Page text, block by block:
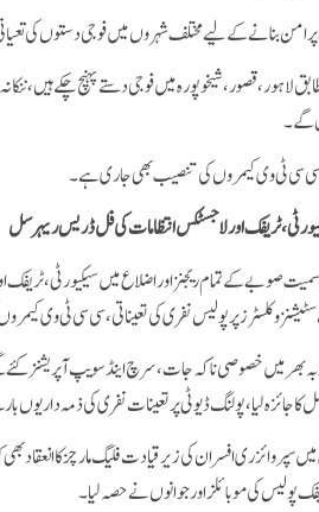
پرامن بنانے کے لیے مختلف شہروں میں فوجی دستوں کی
لاہور، قصور،شیخوپورہ میں فوجی دستے پہنچ چکے
گے۔
سی سی ٹی وی کیمروں کی تنصیب بھی جاری ہے۔
ٹریفک اور لاجسٹکس انتظامات کی فل ڈریس ریہرسل
صوبے کے تمام ریجنز اور اضلاع میں سیکیورٹی،
و کلسٹرز پر پولیس نفری کی تعیناتی، سی سی ٹی وی کیمروں
میں خصوصی ناکہ جات، سرچ اینڈ سویپ آپریشنز کئے
کا جائزہ لیا، پولنگ ڈیوٹی پر تعینات نفری کی ذمہ
سپروائزری افسران کی زیر قیادت فلیگ مارچز کا انعقاد
پولیس کی موبائلز اور جوانوں نے حصہ لیا۔